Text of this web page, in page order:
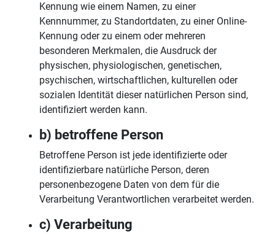
Kennung wie einem Namen, zu einer
Kennnummer, zu Standortdaten, zu einer Online-
Kennung oder zu einem oder mehreren
besonderen Merkmalen, die Ausdruck der
physischen, physiologischen, genetischen,
psychischen, wirtschaftlichen, kulturellen oder
sozialen Identität dieser natürlichen Person sind,
identifiziert werden kann.
b) betroffene Person
Betroffene Person ist jede identifizierte oder
identifizierbare natürliche Person, deren
personenbezogene Daten von dem für die
Verarbeitung Verantwortlichen verarbeitet werden.
c) Verarbeitung